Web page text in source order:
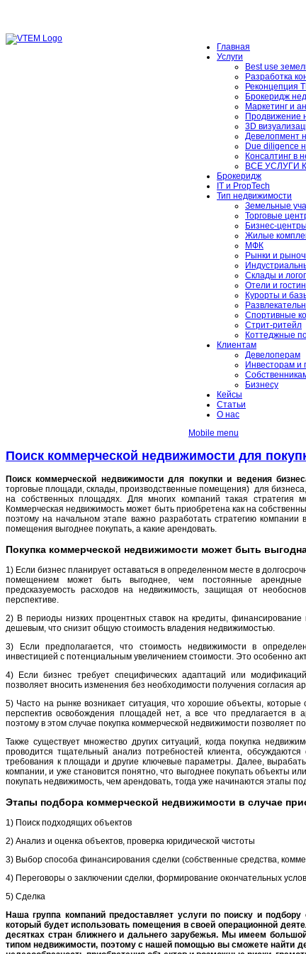
Главная
Услуги
Best use
Разработка
Реконцепция
Брокеридж
Маркетинг и
Продвижение
3D
Девелопмент
Due diligence
Консалтинг в
ВСЕ УСЛУГИ
Брокеридж
IT и PropTech
Тип недвижимости
Земельные
Торговые
Бизнес-центры
Жилые
МФК
Рынки и
Склады и
Отели и
Курорты и
Спортивные
Стрит-ритейл
Коттеджные
Клиентам
Девелоперам
Инвесторам и
Бизнесу
Кейсы
Статьи
О нас
Mobile menu
Поиск коммерческой недвижимости для
Поиск коммерческой недвижимости для покупки и ведения
торговые площади, склады, производственные помещения) для
на собственных площадях. Для многих компаний такая
Коммерческая недвижимость может быть приобретена как на
поэтому на начальном этапе важно разработать стратегию компании
помещения выгоднее покупать, а какие арендовать.
Покупка коммерческой недвижимости может быть
1) Если бизнес планирует оставаться в определенном месте в
помещением может быть выгоднее, чем постоянные арендные
предсказуемость расходов на недвижимость, защищая от
перспективе.
2) В периоды низких процентных ставок на кредиты,
дешевым, что снизит общую стоимость владения недвижимостью.
3) Если предполагается, что стоимость недвижимости в
инвестицией с потенциальным увеличением стоимости. Это особенно
4) Если бизнес требует специфических адаптаций или
позволяет вносить изменения без необходимости получения согласия
5) Часто на рынке возникает ситуация, что хорошие объекты,
перспектив освобождения площадей нет, а все что предлагается в
поэтому в этом случае покупка коммерческой недвижимости позволяет
Также существует множество других ситуаций, когда покупка
проводится тщательный анализ потребностей клиента,
требования к площади и другие ключевые параметры. Далее,
компании, и уже становится понятно, что выгоднее покупать объекты
покупать недвижимость, чем арендовать, тогда уже начинаются этапы
Этапы подбора коммерческой недвижимости в случае
1) Поиск подходящих объектов
2) Анализ и оценка объектов, проверка юридической чистоты
3) Выбор способа финансирования сделки (собственные средства,
4) Переговоры о заключении сделки, формирование окончательных
5) Сделка
Наша группа компаний предоставляет услуги по поиску и
который будет использовать помещения в своей операционной
десятках стран ближнего и дальнего зарубежья. Мы имеем
типом недвижимости, поэтому с нашей помощью вы сможете найти